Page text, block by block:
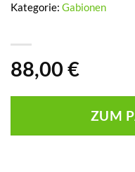
88,00 €
ZUM
Kategorie: Gabionen